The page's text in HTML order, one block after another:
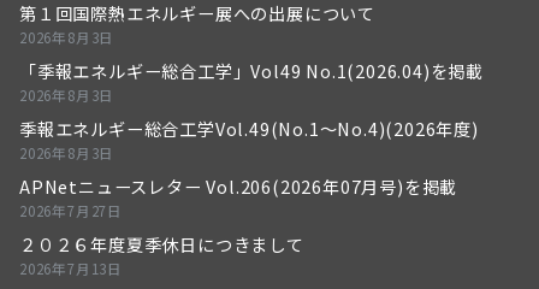
第１回国際熱エネルギー展への出展について
2026年8月3日
「季報エネルギー総合工学」Vol49 No.1(2026.04)を掲載
2026年8月3日
季報エネルギー総合工学Vol.49(No.1～No.4)(2026年度)
2026年8月3日
APNetニュースレター Vol.206(2026年07月号)を掲載
2026年7月27日
２０２６年度夏季休日につきまして
2026年7月13日